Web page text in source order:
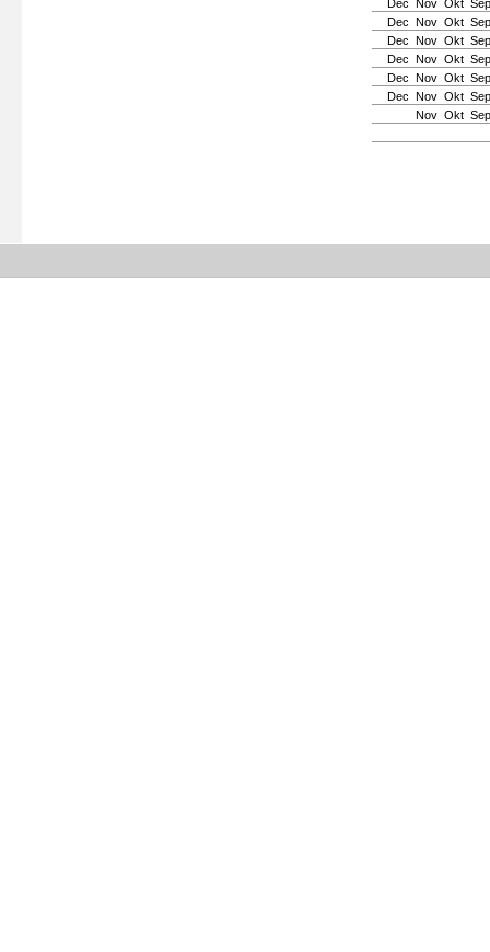
Dec Nov Okt Sep
Dec Nov Okt Sep
Dec Nov Okt Sep
Dec Nov Okt Sep
Dec Nov Okt Sep
Dec Nov Okt Sep
Nov Okt Sep